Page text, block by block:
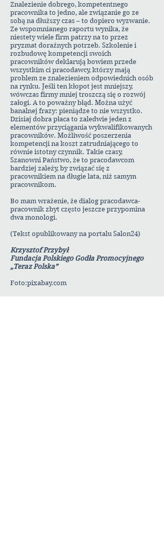
Znalezienie dobrego, kompetentnego
pracownika to jedno, ale związanie go ze
sobą na dłuższy czas – to dopiero wyzwanie.
Ze wspomnianego raportu wynika, że
niestety wiele firm patrzy na to przez
pryzmat doraźnych potrzeb. Szkolenie i
rozbudowę kompetencji swoich
pracowników deklarują bowiem przede
wszystkim ci pracodawcy, którzy mają
problem ze znalezieniem odpowiednich osób
na rynku. Jeśli ten kłopot jest mniejszy,
wówczas firmy mniej troszczą się o rozwój
załogi. A to poważny błąd. Można użyć
banalnej frazy: pieniądze to nie wszystko.
Dzisiaj dobra płaca to zaledwie jeden z
elementów przyciągania wykwalifikowanych
pracowników. Możliwość poszerzenia
kompetencji na koszt zatrudniającego to
równie istotny czynnik. Takie czasy,
Szanowni Państwo, że to pracodawcom
bardziej zależy, by związać się z
pracownikiem na długie lata, niż samym
pracownikom.
Bo mam wrażenie, że dialog pracodawca-
pracownik zbyt często jeszcze przypomina
dwa monologi.
(Tekst opublikowany na portalu Salon24)
Krzysztof Przybył
Fundacja Polskiego Godła Promocyjnego
„Teraz Polska”
Foto:pixabay.com